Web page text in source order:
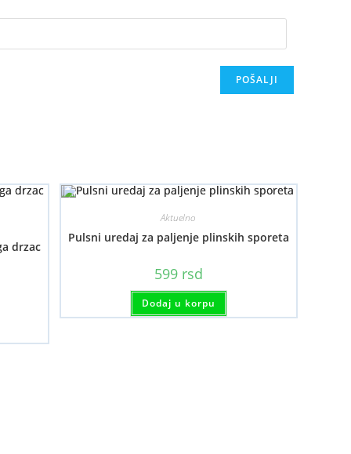
drzac
Aktuelno
Pulsni uredaj za paljenje plinskih sporeta
599 rsd
Dodaj u korpu